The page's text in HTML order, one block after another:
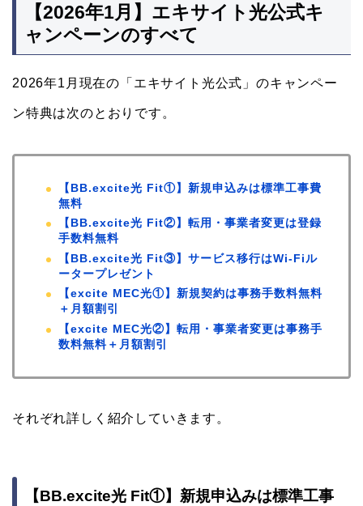
【2026年1月】エキサイト光公式キ
ャンペーンのすべて
2026年1月現在の「エキサイト光公式」のキャンペー
ン特典は次のとおりです。
【BB.excite光 Fit①】新規申込みは標準工事費
無料
【BB.excite光 Fit②】転用・事業者変更は登録
手数料無料
【BB.excite光 Fit③】サービス移行はWi-Fiル
ータープレゼント
【excite MEC光①】新規契約は事務手数料無料
＋月額割引
【excite MEC光②】転用・事業者変更は事務手
数料無料＋月額割引
それぞれ詳しく紹介していきます。
【BB.excite光 Fit①】新規申込みは標準工事